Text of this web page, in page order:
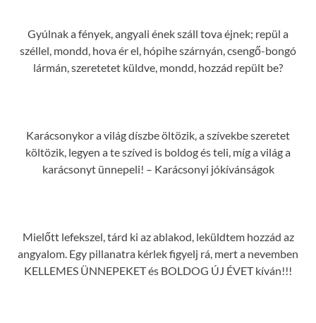
Gyúlnak a fények, angyali ének száll tova éjnek; repül a
széllel, mondd, hova ér el, hópihe szárnyán, csengő-bongó
lármán, szeretetet küldve, mondd, hozzád repült be?
Karácsonykor a világ díszbe öltözik, a szívekbe szeretet
költözik, legyen a te szíved is boldog és teli, míg a világ a
karácsonyt ünnepeli! – Karácsonyi jókívánságok
Mielőtt lefekszel, tárd ki az ablakod, leküldtem hozzád az
angyalom. Egy pillanatra kérlek figyelj rá, mert a nevemben
KELLEMES ÜNNEPEKET és BOLDOG ÚJ ÉVET kíván!!!